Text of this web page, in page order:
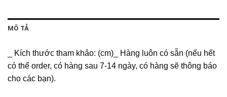
MÔ TẢ
_ Kích thước tham khảo: (cm)_ Hàng luôn có sẵn (nếu hết
có thể order, có hàng sau 7-14 ngày, có hàng sẽ thông báo
cho các bạn).